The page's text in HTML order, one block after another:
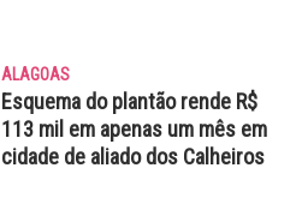
ALAGOAS
Esquema do plantão rende R$
113 mil em apenas um mês em
cidade de aliado dos Calheiros